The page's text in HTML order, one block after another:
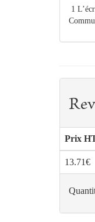
1
Prix
13.71€